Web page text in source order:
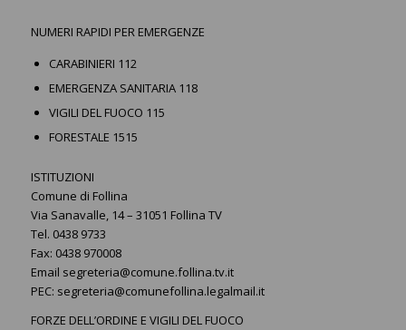
NUMERI RAPIDI PER EMERGENZE
CARABINIERI 112
EMERGENZA SANITARIA 118
VIGILI DEL FUOCO 115
FORESTALE 1515
ISTITUZIONI
Comune di Follina
Via Sanavalle, 14 – 31051 Follina TV
Tel. 0438 9733
Fax: 0438 970008
Email segreteria@comune.follina.tv.it
PEC: segreteria@comunefollina.legalmail.it
FORZE DELL’ORDINE E VIGILI DEL FUOCO